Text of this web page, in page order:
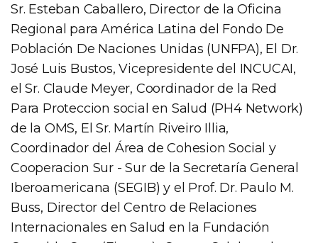
Sr. Esteban Caballero, Director de la Oficina
Regional para América Latina del Fondo De
Población De Naciones Unidas (UNFPA), El Dr.
José Luis Bustos, Vicepresidente del INCUCAI,
el Sr. Claude Meyer, Coordinador de la Red
Para Proteccion social en Salud (PH4 Network)
de la OMS, El Sr. Martín Riveiro Illia,
Coordinador del Área de Cohesion Social y
Cooperacion Sur - Sur de la Secretaría General
Iberoamericana (SEGIB) y el Prof. Dr. Paulo M.
Buss, Director del Centro de Relaciones
Internacionales en Salud en la Fundación